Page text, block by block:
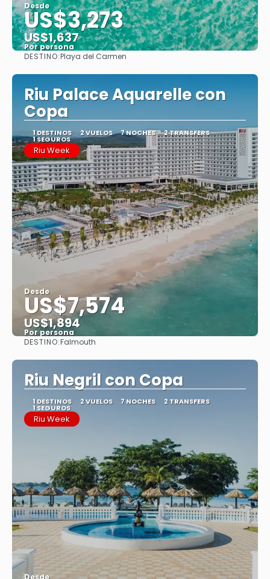
Desde
US$3,273
US$1,637
Por persona
DESTINO:Playa del Carmen
Riu Palace Aquarelle con
Copa
1 DESTINOS 2 VUELOS 7 NOCHES 2 TRANSFERS
1 SEGUROS
Riu Week
Desde
US$7,574
US$1,894
Por persona
DESTINO:Falmouth
Riu Negril con Copa
1 DESTINOS 2 VUELOS 7 NOCHES 2 TRANSFERS
1 SEGUROS
Riu Week